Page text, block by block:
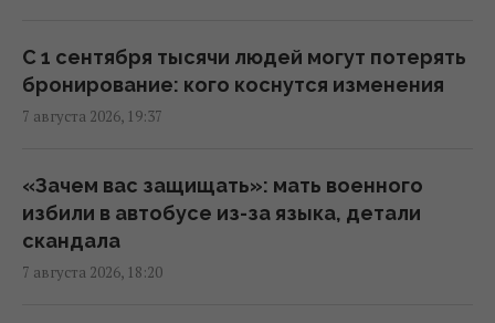
Дипломатическое контрнаступление
Украины на Вашингтон захлебнулось, – The
Atlantic
База ФСБ, корабли и ЗРК "Бук": Мадяр
раскрыл результаты ударов по
российским целям (видео)
С 1 сентября тысячи людей могут потерять
бронирование: кого коснутся изменения
7 августа 2026, 19:37
«Зачем вас защищать»: мать военного
избили в автобусе из-за языка, детали
скандала
7 августа 2026, 18:20